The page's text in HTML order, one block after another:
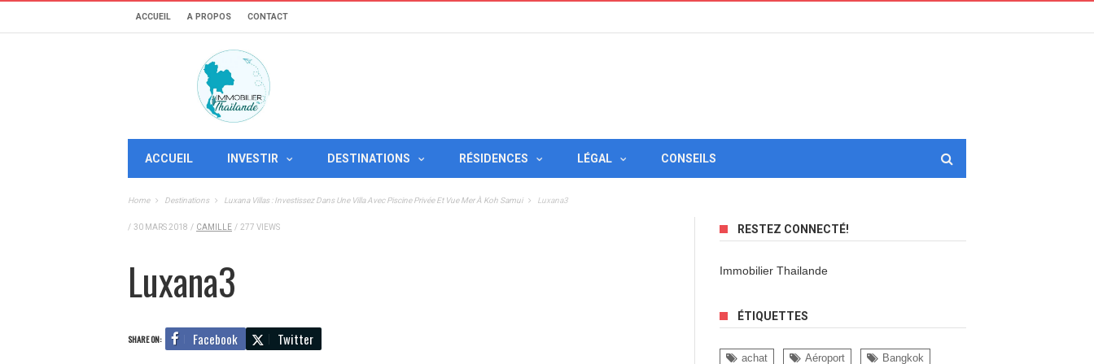
ACCUEIL A PROPOS CONTACT
ACCUEIL INVESTIR DESTINATIONS RÉSIDENCES LÉGAL CONSEILS
Home Destinations Luxana Villas : Investissez Dans Une Villa Avec Piscine Privée Et Vue Mer À Koh Samui Luxana3
/ 30 MARS 2018 / CAMILLE / 277 VIEWS
Luxana3
SHARE ON: Facebook Twitter
RESTEZ CONNECTÉ!
Immobilier Thailande
ÉTIQUETTES
achat Aéroport Bangkok